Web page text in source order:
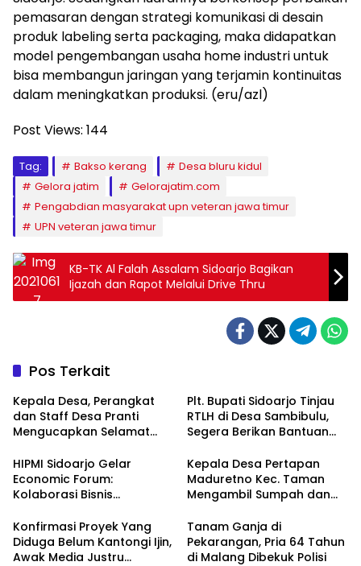
pemasaran dengan strategi komunikasi di desain
produk labeling serta packaging, maka didapatkan
model pengembangan usaha home industri untuk
bisa membangun jaringan yang terjamin kontinuitas
dalam meningkatkan produksi. (eru/azl)
Post Views: 144
Tag: Bakso kerang
Desa bluru kidul
Gelora jatim
Gelorajatim.com
Pengabdian masyarakat upn veteran jawa timur
UPN veteran jawa timur
KB-TK Al Falah Assalam Sidoarjo Bagikan
Ijazah dan Rapot Melalui Drive Thru
Pos Terkait
Kepala Desa, Perangkat
dan Staff Desa Pranti
Mengucapkan Selamat
Baru 2025
Plt. Bupati Sidoarjo Tinjau
RTLH di Desa Sambibulu,
Segera Berikan Bantuan
HIPMI Sidoarjo Gelar
Economic Forum:
Kolaborasi Bisnis
Baru
Kepala Desa Pertapan
Maduretno Kec. Taman
Mengambil Sumpah dan
Konfirmasi Proyek Yang
Diduga Belum Kantongi Ijin,
Awak Media Justru
Tanam Ganja di
Pekarangan, Pria 64 Tahun
di Malang Dibekuk Polisi